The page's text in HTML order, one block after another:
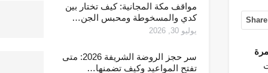
Share
مواقف مكة المجانية: كيف تختار بين
كدي والمسخوطة ومحبس الجن…
يوليو 30, 2026
سر حجز الروضة الشريفة 2026: متى
تفتح المواعيد وكيف تضمنها…